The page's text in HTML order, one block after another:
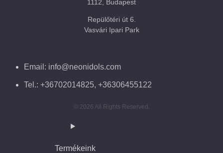
1112, Budapest
Repülőtéri út 6.
Vasvári Ipari Park
Email: info@neonidols.com
Tel.: +36702014825, +36306455122
© 2026 All Rights Reserved.
Termékeink